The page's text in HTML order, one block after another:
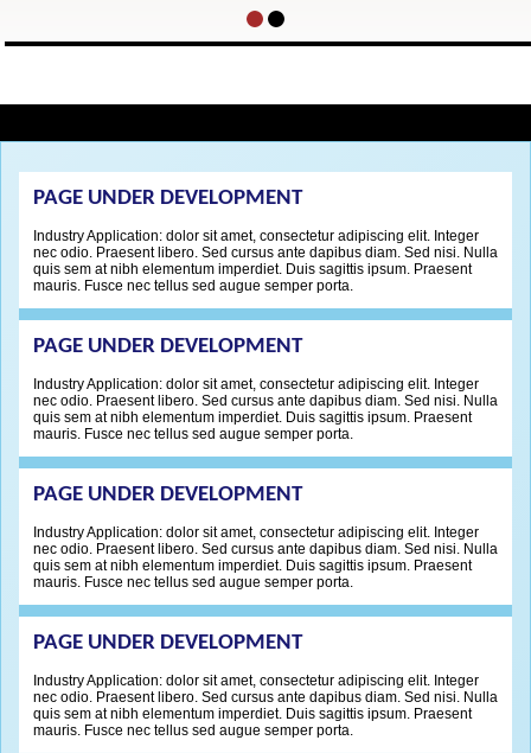
PAGE UNDER DEVELOPMENT
Industry Application: dolor sit amet, consectetur adipiscing elit. Integer
nec odio. Praesent libero. Sed cursus ante dapibus diam. Sed nisi. Nulla
quis sem at nibh elementum imperdiet. Duis sagittis ipsum. Praesent
mauris. Fusce nec tellus sed augue semper porta.
PAGE UNDER DEVELOPMENT
Industry Application: dolor sit amet, consectetur adipiscing elit. Integer
nec odio. Praesent libero. Sed cursus ante dapibus diam. Sed nisi. Nulla
quis sem at nibh elementum imperdiet. Duis sagittis ipsum. Praesent
mauris. Fusce nec tellus sed augue semper porta.
PAGE UNDER DEVELOPMENT
Industry Application: dolor sit amet, consectetur adipiscing elit. Integer
nec odio. Praesent libero. Sed cursus ante dapibus diam. Sed nisi. Nulla
quis sem at nibh elementum imperdiet. Duis sagittis ipsum. Praesent
mauris. Fusce nec tellus sed augue semper porta.
PAGE UNDER DEVELOPMENT
Industry Application: dolor sit amet, consectetur adipiscing elit. Integer
nec odio. Praesent libero. Sed cursus ante dapibus diam. Sed nisi. Nulla
quis sem at nibh elementum imperdiet. Duis sagittis ipsum. Praesent
mauris. Fusce nec tellus sed augue semper porta.